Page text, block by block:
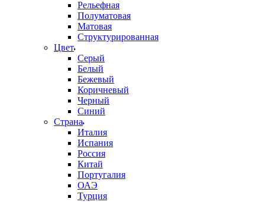
Рельефная
Полуматовая
Матовая
Структурированная
Цвет
Серый
Белый
Бежевый
Коричневый
Черный
Синий
Страна
Италия
Испания
Россия
Китай
Португалия
ОАЭ
Турция